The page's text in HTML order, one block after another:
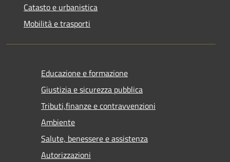
Catasto e urbanistica
Mobilità e trasporti
Educazione e formazione
Giustizia e sicurezza pubblica
Tributi,finanze e contravvenzioni
Ambiente
Salute, benessere e assistenza
Autorizzazioni